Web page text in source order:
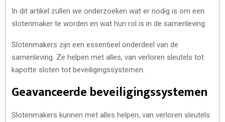
In dit artikel zullen we onderzoeken wat er nodig is om een
slotenmaker te worden en wat hun rol is in de samenleving.
Slotenmakers zijn een essentieel onderdeel van de
samenleving. Ze helpen met alles, van verloren sleutels tot
kapotte sloten tot beveiligingssystemen.
Geavanceerde beveiligingssystemen
Slotenmakers kunnen met alles helpen, van verloren sleutels